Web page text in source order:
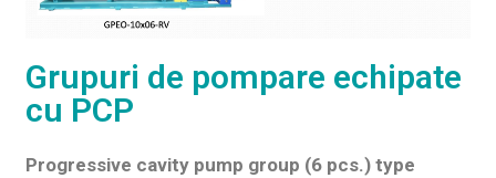
Grupuri de pompare echipate
cu PCP
Progressive cavity pump group (6 pcs.) type